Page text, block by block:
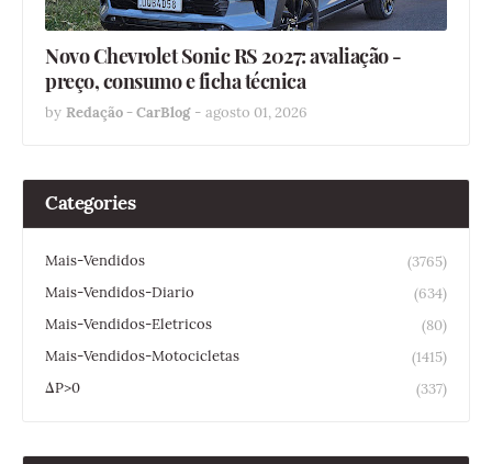
Novo Chevrolet Sonic RS 2027: avaliação -
preço, consumo e ficha técnica
by Redação - CarBlog - agosto 01, 2026
Categories
Mais-Vendidos
(3765)
Mais-Vendidos-Diario
(634)
Mais-Vendidos-Eletricos
(80)
Mais-Vendidos-Motocicletas
(1415)
ΔP>0
(337)